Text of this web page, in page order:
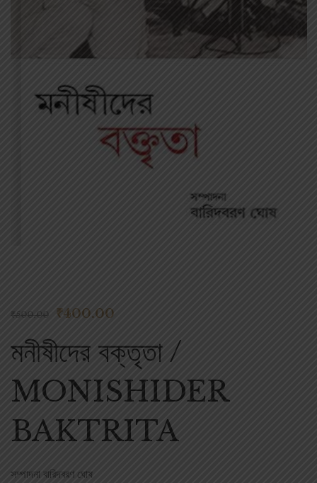
₹500.00 ₹400.00
মনীষীদের বক্তৃতা /
MONISHIDER
BAKTRITA
সম্পাদনা বারিদবরণ ঘোষ